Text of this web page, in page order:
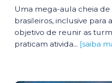
Uma mega-aula cheia de
brasileiros, inclusive para
objetivo de reunir as
praticam ativida... [saiba